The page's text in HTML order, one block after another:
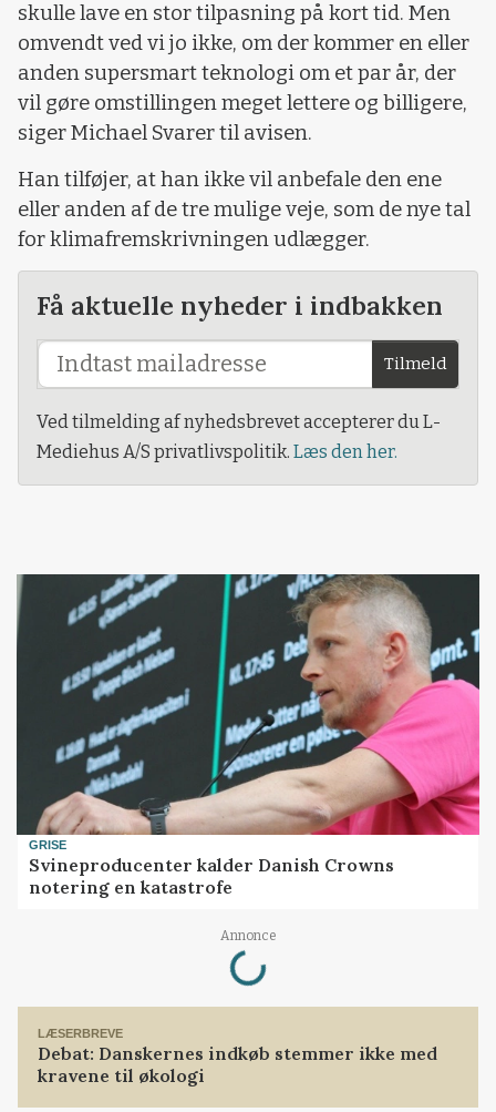
skulle lave en stor tilpasning på kort tid. Men
omvendt ved vi jo ikke, om der kommer en eller
anden supersmart teknologi om et par år, der
vil gøre omstillingen meget lettere og billigere,
siger Michael Svarer til avisen.
Han tilføjer, at han ikke vil anbefale den ene
eller anden af de tre mulige veje, som de nye tal
for klimafremskrivningen udlægger.
Få aktuelle nyheder i indbakken
Tilmeld
Ved tilmelding af nyhedsbrevet accepterer du L-
Mediehus A/S privatlivspolitik. Læs den her.
GRISE
Svineproducenter kalder Danish Crowns
notering en katastrofe
Annonce
Loading...
LÆSERBREVE
Debat: Danskernes indkøb stemmer ikke med
kravene til økologi